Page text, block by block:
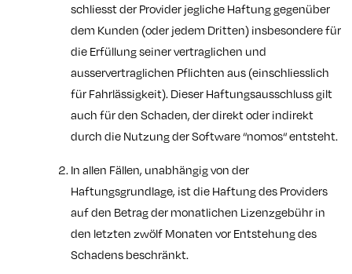
schliesst der Provider jegliche Haftung gegenüber
dem Kunden (oder jedem Dritten) insbesondere für
die Erfüllung seiner vertraglichen und
ausservertraglichen Pflichten aus (einschliesslich
für Fahrlässigkeit). Dieser Haftungsausschluss gilt
auch für den Schaden, der direkt oder indirekt
durch die Nutzung der Software “nomos“ entsteht.
In allen Fällen, unabhängig von der
Haftungsgrundlage, ist die Haftung des Providers
auf den Betrag der monatlichen Lizenzgebühr in
den letzten zwölf Monaten vor Entstehung des
Schadens beschränkt.